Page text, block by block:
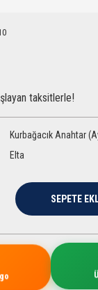
taksitlerle!
Kurbağacık Anahtar
Elta
SEPETE